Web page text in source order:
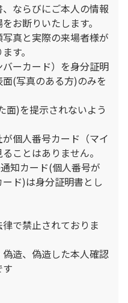
ならびにご本人の情報
お断りいたします。
真と実際の来場者様が
す。
ーカード）を身分証明
(写真のある方)のみを
)を提示されないよう
個人番号カード（マイ
ことはありません。
知カード(個人番号が
ド)は身分証明書とし
で禁止されておりま
造、偽造した本人確認